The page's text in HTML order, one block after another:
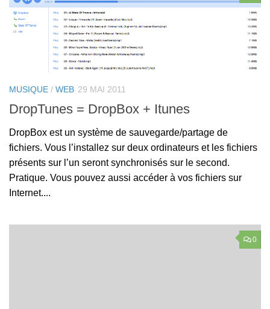
MUSIQUE / WEB 29 MAI 2011
DropTunes = DropBox + Itunes
DropBox est un système de sauvegarde/partage de
fichiers. Vous l’installez sur deux ordinateurs et les fichiers
présents sur l’un seront synchronisés sur le second.
Pratique. Vous pouvez aussi accéder à vos fichiers sur
Internet....
0